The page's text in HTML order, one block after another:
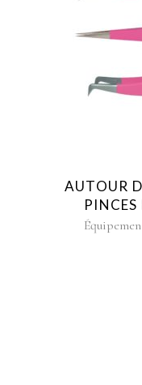
AUTOUR
PINCES